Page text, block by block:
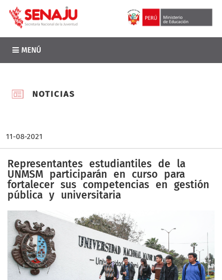
MENÚ
NOTICIAS
11-08-2021
Representantes estudiantiles de la
UNMSM participarán en curso para
fortalecer sus competencias en gestión
pública y universitaria